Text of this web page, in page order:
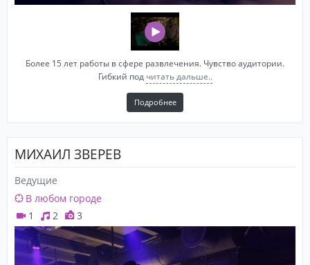
Более 15 лет работы в сфере развлечения. Чувство аудитории.
Гибкий под читать дальше..
Подробнее
МИХАИЛ ЗВЕРЕВ
Ведущие
В любом городе
1
2 3